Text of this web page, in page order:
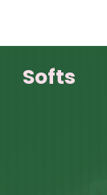
Softs